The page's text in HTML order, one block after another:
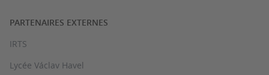
PARTENAIRES EXTERNES
IRTS
Lycée Václav Havel